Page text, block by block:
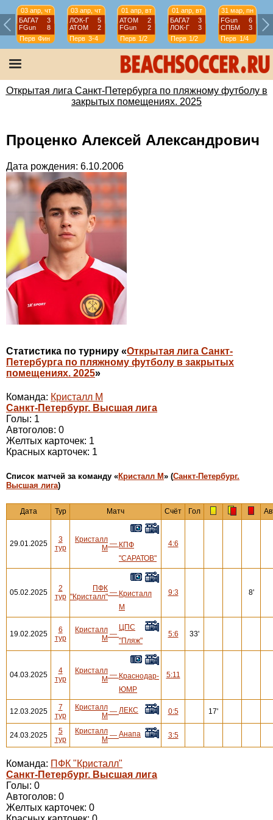
03 апр, чт
БАГА7
3
FGun
8
Перв Фин
03 апр, чт
ЛОК-Г
5
АТОМ
2
Перв 3-4
01 апр, вт
АТОМ
2
FGun
2
Перв 1/2
01 апр, вт
БАГА7
3
ЛОК-Г
3
Перв 1/2
31 мар, пн
FGun
6
СПБМ
3
Перв 1/4
Открытая лига Санкт-Петербурга по пляжному футболу в
закрытых помещениях. 2025
Проценко Алексей Александрович
Дата рождения: 6.10.2006
Статистика по турниру «Открытая лига Санкт-
Петербурга по пляжному футболу в закрытых
помещениях. 2025»
Команда: Кристалл М
Санкт-Петербург. Высшая лига
Голы: 1
Автоголов: 0
Желтых карточек: 1
Красных карточек: 1
Cписок матчей за команду «Кристалл М» (Санкт-Петербург.
Высшая лига)
Дата Тур Матч Счёт Гол
29.01.2025
3
тур
Кристалл
М — КПФ
"САРАТОВ"
4:6
05.02.2025
2
тур
ПФК
"Кристалл" — Кристалл
М
9:3 8'
19.02.2025
6
тур
Кристалл
М —
ЦПС
"Пляж"
5:6 33'
04.03.2025
4
тур
Кристалл
М — Краснодар-
ЮМР
5:11
12.03.2025
7
тур
Кристалл
М — ЛЕКС 0:5 17'
24.03.2025
5
тур
Кристалл
М — Анапа 3:5
Команда: ПФК "Кристалл"
Санкт-Петербург. Высшая лига
Голы: 0
Автоголов: 0
Желтых карточек: 0